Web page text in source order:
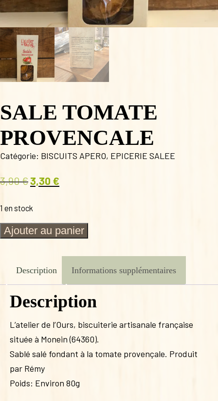
SALE TOMATE
PROVENCALE
Catégorie: BISCUITS APERO, EPICERIE SALEE
3,90€Le
initial
était :
3,90 €.
3,30 €
est :
3,30 €.
1 en stock
quantité
de
PROVENCALE
Ajouter au panier
Description Informations supplémentaires
Description
L’atelier de l’Ours, biscuiterie artisanale française
située à Monein (64360).
Sablé salé fondant à la tomate provençale. Produit
par Rémy
Poids: Environ 80g